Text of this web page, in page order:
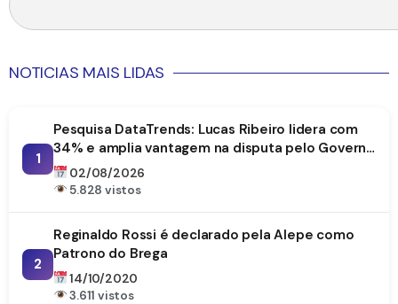
NOTICIAS MAIS LIDAS
1
Pesquisa DataTrends: Lucas Ribeiro lidera com
34% e amplia vantagem na disputa pelo Governo
da Paraíba
02/08/2026
5.828 vistos
2
Reginaldo Rossi é declarado pela Alepe como
Patrono do Brega
14/10/2020
3.611 vistos